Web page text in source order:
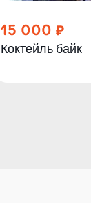
15 000
Коктейль байк